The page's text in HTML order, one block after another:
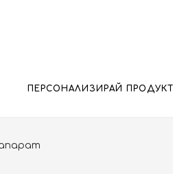
ПЕРСОНАЛИЗИРАЙ ПРОДУКТ